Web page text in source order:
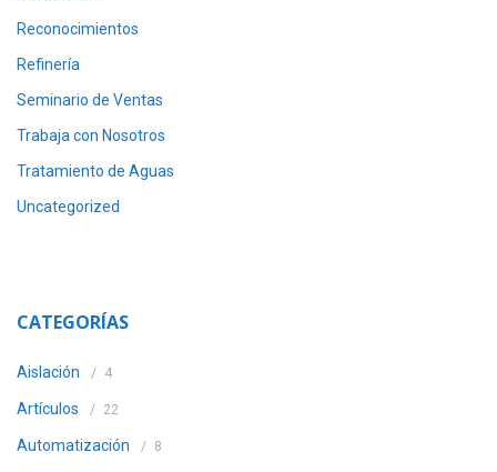
Reconocimientos
Refinería
Seminario de Ventas
Trabaja con Nosotros
Tratamiento de Aguas
Uncategorized
CATEGORÍAS
Aislación 4
Artículos 22
Automatización 8